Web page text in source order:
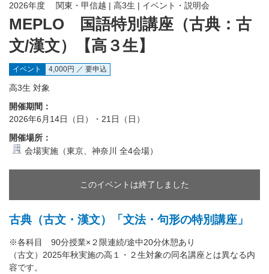
MEPLO 国語特別講座（古典：古
文/漢文）【高３生】
2026年度 関東・甲信越 | 高3生 | イベント・説明会
イベント 4,000円 ／ 要申込
高3生 対象
開催期間：
2026年6月14日（日）・21日（日）
開催場所：
会場実施（東京、神奈川 全4会場）
このイベントは終了しました
古典（古文・漢文）「文法・句形の特別講座」
※各科目 90分授業×２限連続/途中20分休憩あり
（古文）2025年秋実施の高１・２生対象の同名講座とは異なる内
容です。